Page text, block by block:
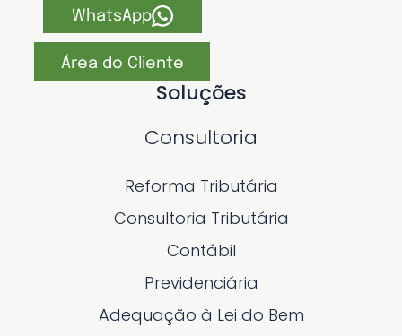
WhatsApp
Área do Cliente
Soluções
Consultoria
Reforma Tributária
Consultoria Tributária
Contábil
Previdenciária
Adequação à Lei do Bem